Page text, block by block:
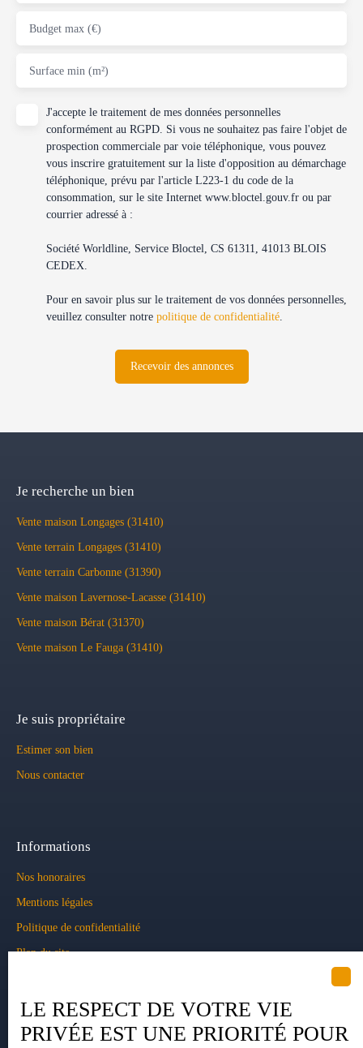
Budget max (€)
Surface min (m²)
J'accepte le traitement de mes données personnelles
conformément au RGPD. Si vous ne souhaitez pas faire l'objet de
prospection commerciale par voie téléphonique, vous pouvez
vous inscrire gratuitement sur la liste d'opposition au démarchage
téléphonique, prévu par l'article L223-1 du code de la
consommation, sur le site Internet www.bloctel.gouv.fr ou par
courrier adressé à :
Société Worldline, Service Bloctel, CS 61311, 41013 BLOIS
CEDEX.
Pour en savoir plus sur le traitement de vos données personnelles,
veuillez consulter notre politique de confidentialité
Recevoir des annonces
Je recherche un bien
Vente maison Longages (31410)
Vente terrain Longages (31410)
Vente terrain Carbonne (31390)
Vente maison Lavernose-Lacasse (31410)
Vente maison Bérat (31370)
Vente maison Le Fauga (31410)
Je suis propriétaire
Estimer son bien
Nous contacter
Informations
Nos honoraires
Mentions légales
Politique de confidentialité
Plan du site
Propulsé par
LE RESPECT DE VOTRE VIE
PRIVÉE EST UNE PRIORITÉ POUR